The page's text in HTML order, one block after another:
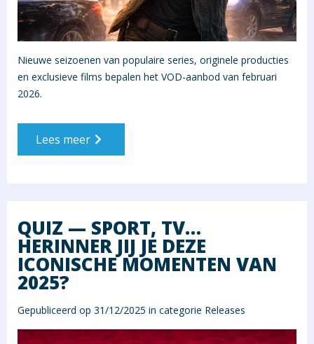
Nieuwe seizoenen van populaire series, originele producties
en exclusieve films bepalen het VOD-aanbod van februari
2026.
Lees meer
QUIZ — SPORT, TV…
HERINNER JIJ JE DEZE
ICONISCHE MOMENTEN VAN
2025?
Gepubliceerd op 31/12/2025 in categorie Releases